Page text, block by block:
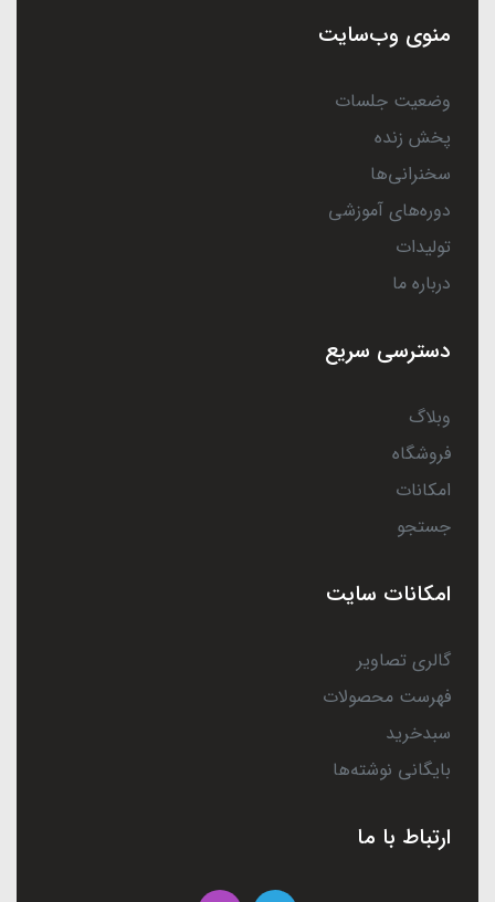
منوی وب‌سایت
وضعیت جلسات
پخش زنده
سخنرانی‌ها
دوره‌های آموزشی
تولیدات
درباره ما
دسترسی سریع
وبلاگ
فروشگاه
امکانات
جستجو
امکانات سایت
گالری تصاویر
فهرست محصولات
سبدخرید
بایگانی نوشته‌ها
ارتباط با ما